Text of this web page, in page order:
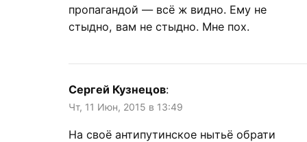
пропагандой — всё ж видно. Ему не
стыдно, вам не стыдно. Мне пох.
Сергей Кузнецов:
Чт, 11 Июн, 2015 в 13:49
На своё антипутинское нытьё обрати